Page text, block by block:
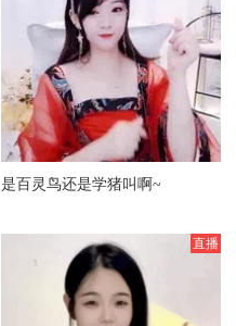
是百灵鸟还是学猪叫啊~